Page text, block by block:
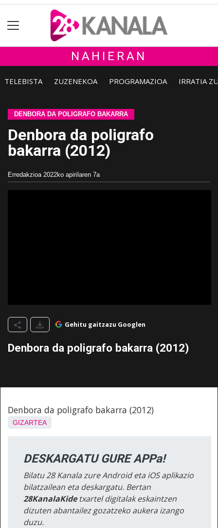
NAHIERAN
TELEBISTA ZUZENEKOA PROGRAMAZIOA IRRATIA
DENBORA DA POLIGRAFO BAKARRA
Denbora da poligrafo
bakarra (2012)
Erredakzioa 2022ko apirilaren 7a
Gehitu gaitzazu Googlen
Denbora da poligrafo bakarra (2012)
Denbora da poligrafo bakarra (2012)
GIZARTEA
DESKARGATU GURE APPa!
Bilatu 28 Kanala zure Android eta iOS aplikazio
bilatzailean eta deskargatu. Bertan
28KanalaKidetxartel digitalak eskaintzen
dizuten abantailez gozatzeko aukera izango
duzu.